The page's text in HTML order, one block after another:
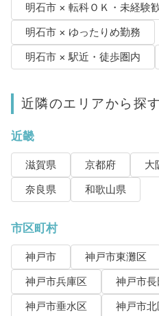
明石市 × 転科ＯＫ・未経験
明石市 × ゆったりめ勤務
明石市 × 駅近・徒歩圏内
近隣のエリアから探す
近畿
滋賀県 京都府 大
奈良県
和歌山県
市区町村
神戸市 神戸市東灘区
神戸市兵庫区
神戸市長
神戸市垂水区
神戸市北